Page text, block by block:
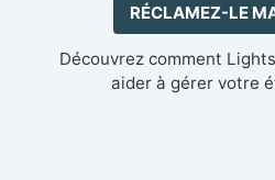
RÉCLAMEZ-LE
Découvrez comment
aider à gérer votre